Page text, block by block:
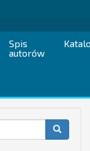
Spis
autorów